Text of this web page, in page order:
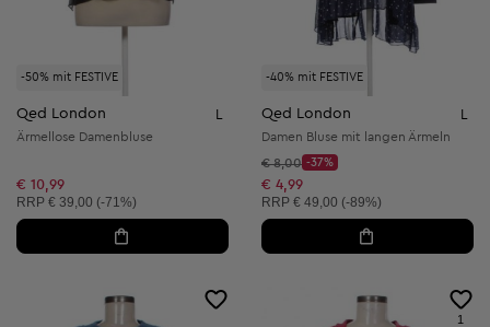
-50% mit FESTIVE
Qed London L
Ärmellose Damenbluse
€ 10,99
Unverbindliche Preisempfehlung:
RRP € 39,00 (-71%)
-40% mit FESTIVE
Qed London L
Damen Bluse mit langen Ärmeln
Startpreis:
€ 8,00
Discount Price:
-37%
Reduzierter Preis:
€ 4,99
Unverbindliche Preisempfehlung:
RRP € 49,00 (-89%)
1